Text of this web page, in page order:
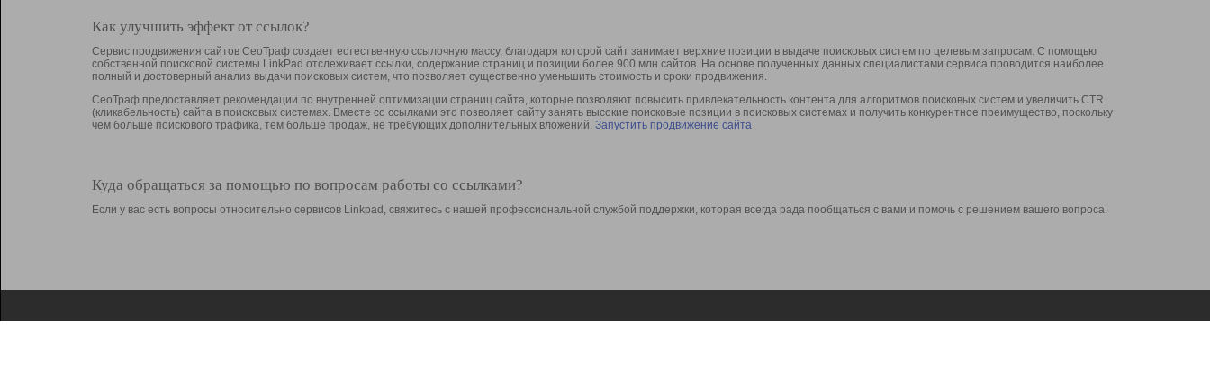
Как улучшить эффект от ссылок?
Сервис продвижения сайтов СеоТраф создает естественную ссылочную массу, благодаря которой сайт занимает верхние позиции в выдаче поисковых систем по целевым запросам. С помощью
собственной поисковой системы LinkPad отслеживает ссылки, содержание страниц и позиции более 900 млн сайтов. На основе полученных данных специалистами сервиса проводится наиболее
полный и достоверный анализ выдачи поисковых систем, что позволяет существенно уменьшить стоимость и сроки продвижения.
СеоТраф предоставляет рекомендации по внутренней оптимизации страниц сайта, которые позволяют повысить привлекательность контента для алгоритмов поисковых систем и увеличить CTR
(кликабельность) сайта в поисковых системах. Вместе со ссылками это позволяет сайту занять высокие поисковые позиции в поисковых системах и получить конкурентное преимущество, поскольку
чем больше поискового трафика, тем больше продаж, не требующих дополнительных вложений. Запустить продвижение сайта
Куда обращаться за помощью по вопросам работы со ссылками?
Если у вас есть вопросы относительно сервисов Linkpad, свяжитесь с нашей профессиональной службой поддержки, которая всегда рада пообщаться с вами и помочь с решением вашего вопроса.